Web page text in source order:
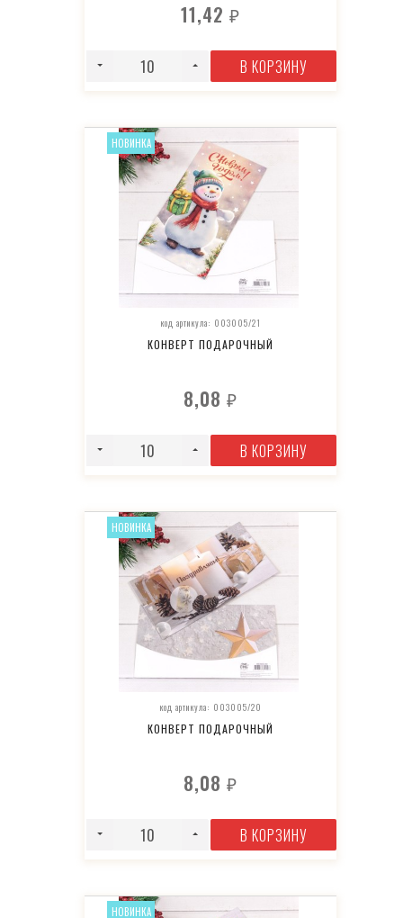
11,42₽
В КОРЗИНУ
код артикула: 003005/21
КОНВЕРТ ПОДАРОЧНЫЙ
8,08₽
В КОРЗИНУ
НОВИНКА
код артикула: 003005/20
КОНВЕРТ ПОДАРОЧНЫЙ
8,08₽
В КОРЗИНУ
НОВИНКА
НОВИНКА